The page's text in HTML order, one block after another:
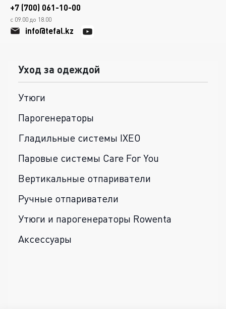
+7 (700) 061-10-00
с 09.00 до 18.00
info@tefal.kz
Уход за одеждой
Утюги
Парогенераторы
Гладильные системы IXEO
Паровые системы Care For You
Вертикальные отпариватели
Ручные отпариватели
Утюги и парогенераторы Rowenta
Аксессуары